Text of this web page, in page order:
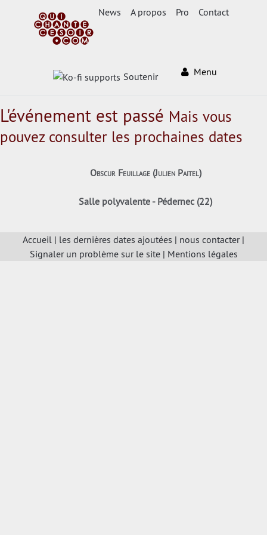
News A propos Pro Contact
Soutenir Menu
L'événement est passé Mais vous
pouvez consulter les prochaines dates
Obscur Feuillage (Julien Paitel)
Salle polyvalente - Pédernec (22)
Accueil | les dernières dates ajoutées | nous contacter|
Signaler un problème sur le site| Mentions légales